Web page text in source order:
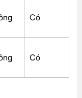
Có
Có